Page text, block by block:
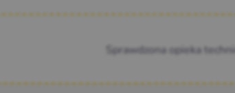
Sprawdzona opieka